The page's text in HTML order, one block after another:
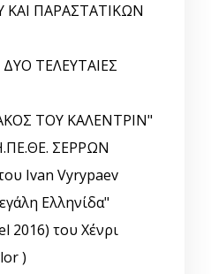
ΚΑΙ ΠΑΡΑΣΤΑΤΙΚΩΝ
ΤΕΛΕΥΤΑΙΕΣ
ΤΟΥ ΚΑΛΕΝΤΡΙΝ"
ΣΕΡΡΩΝ
Ivan Vyrypaev
Ελληνίδα"
2016) του Χένρι
)